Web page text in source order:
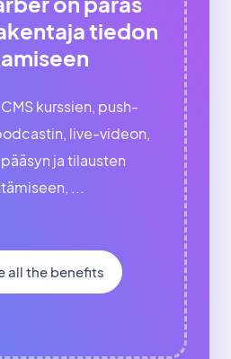
tiedon
kurssien, push-
live-videon,
ja tilausten
...
all the benefits